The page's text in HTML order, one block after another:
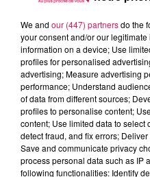
investisseurs ne se
municipalité de Landrecies
puisse conserver sa
les propriétaires sont prêts
prétention, autour de 400
Hon-Hergies : un largage
C’est une chasse aux œufs
vont vraiment tomber du
ULM, ce lundi 18 avril, à
We and our (447) partnersdo the
your consent and/or our
information on a device; Use
profiles for personalised
advertising; Measure advertising
performance; Understand
of data from different sources;
profiles to personalise content;
content; Use limited data to select
detect fraud, and fix errors;
Save and communicate privacy
process personal data such as IP
following functionalities: Identify